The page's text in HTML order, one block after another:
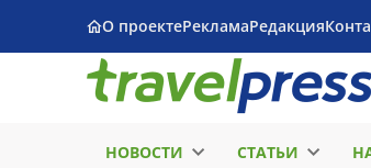
О проектеРекламаРедакция
НОВОСТИ СТАТЬИ